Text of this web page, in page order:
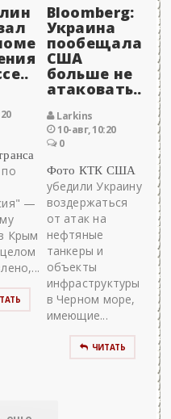
—
Крым
Bloomberg:
Украина
пообещала
США
больше не
атаковать..
Larkins
10-авг, 10:20
0
Фото КТК США
убедили Украину
воздержаться
от атак на
нефтяные
танкеры и
объекты
инфраструктуры
в Черном море,
имеющие...
ЧИТАТЬ